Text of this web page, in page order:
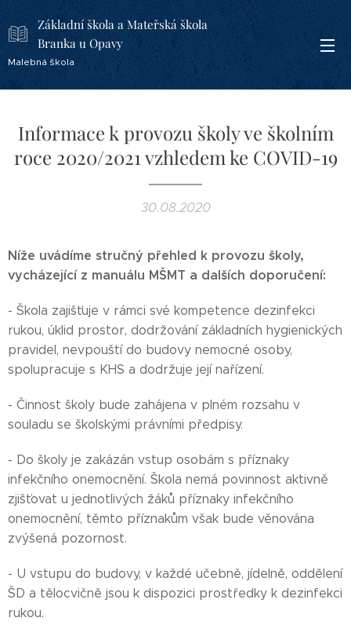
Základní škola a Mateřská škola
Branka u Opavy
Malebná škola
Informace k provozu školy ve školním
roce 2020/2021 vzhledem ke COVID-19
30.08.2020
Níže uvádíme stručný přehled k provozu školy,
vycházející z manuálu MŠMT a dalších doporučení:
- Škola zajišťuje v rámci své kompetence dezinfekci
rukou, úklid prostor, dodržování základních hygienických
pravidel, nevpouští do budovy nemocné osoby,
spolupracuje s KHS a dodržuje její nařízení.
- Činnost školy bude zahájena v plném rozsahu v
souladu se školskými právními předpisy.
- Do školy je zakázán vstup osobám s příznaky
infekčního onemocnění. Škola nemá povinnost aktivně
zjišťovat u jednotlivých žáků příznaky infekčního
onemocnění, těmto příznakům však bude věnována
zvýšená pozornost.
- U vstupu do budovy, v každé učebně, jídelně, oddělení
ŠD a tělocvičně jsou k dispozici prostředky k dezinfekci
rukou.